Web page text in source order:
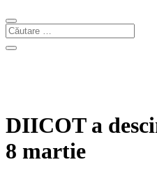
DIICOT a
8 martie